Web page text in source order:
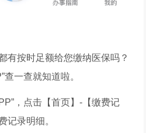
有按时足额给您缴纳医保吗？
查一查就知道啦。
，点击【首页】-【缴费记
记录明细。